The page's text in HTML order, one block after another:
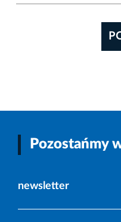
Pozostańmy
newsletter